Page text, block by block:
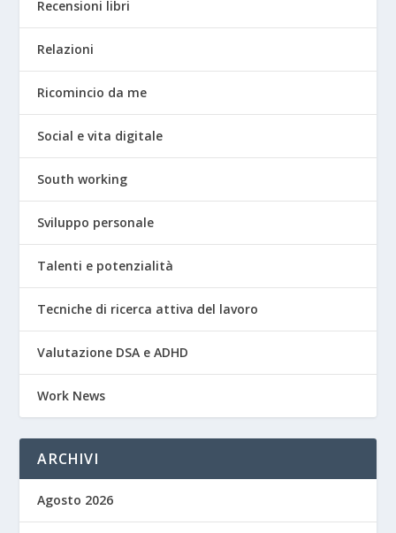
Recensioni libri
Relazioni
Ricomincio da me
Social e vita digitale
South working
Sviluppo personale
Talenti e potenzialità
Tecniche di ricerca attiva del lavoro
Valutazione DSA e ADHD
Work News
ARCHIVI
Agosto 2026